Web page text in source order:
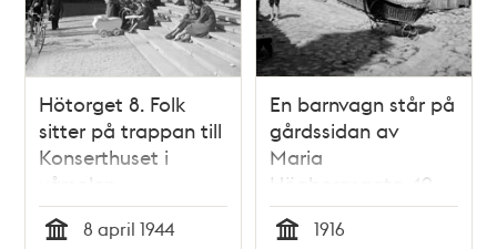
Hötorget 8. Folk
sitter på trappan till
Konserthuset i
vårsolen
8 april 1944
En barnvagn står på
gårdssidan av
Maria
Högbergsgata 49.
Nuvarande
Högbergsgatan 83
1916